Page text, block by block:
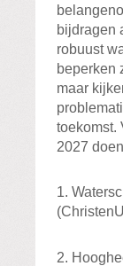
bijdragen
robuust
beperken
maar
toekomst.
2027
1.
2.